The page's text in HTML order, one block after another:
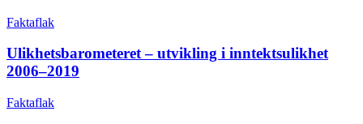
Faktaflak
Ulikhetsbarometeret – utvikling i inntektsulikhet
2006–2019
Faktaflak